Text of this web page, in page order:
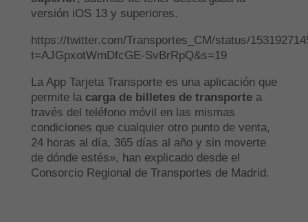
versión iOS 13 y superiores.
https://twitter.com/Transportes_CM/status/
t=AJGpxotWmDfcGE-SvBrRpQ&s=19
La App Tarjeta Transporte es una aplicación que
permite la carga de billetes de transportea
través del teléfono móvil en las mismas
condiciones que cualquier otro punto de venta,
24 horas al día, 365 días al año y sin moverte
de dónde estés», han explicado desde el
Consorcio Regional de Transportes de Madrid.